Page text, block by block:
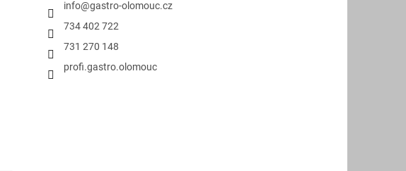
info@gastro-olomouc.cz
734 402 722
731 270 148
profi.gastro.olomouc